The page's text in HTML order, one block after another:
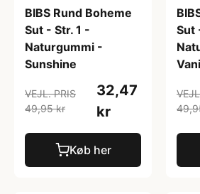
BIBS Rund Boheme
Sut - Str. 1 -
Naturgummi -
Sunshine
VEJL. PRIS
49,95 kr
32,47
kr
Køb her
Sut